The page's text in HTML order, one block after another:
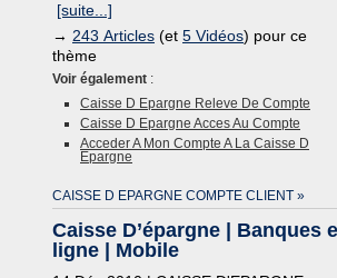
[suite...]
→ 243 Articles (et 5 Vidéos) pour ce
thème
Voir également :
Caisse D Epargne Releve De Compte
Caisse D Epargne Acces Au Compte
Acceder A Mon Compte A La Caisse D
Epargne
CAISSE D EPARGNE COMPTE CLIENT »
Caisse D’épargne | Banques
ligne | Mobile